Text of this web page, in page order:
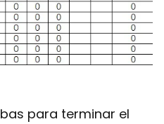
para terminar el